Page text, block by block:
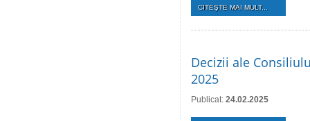
CITEŞTE MAI MULT...
Decizii ale
2025
Publicat: 24.02.2025